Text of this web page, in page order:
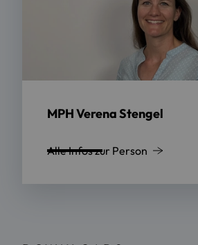
MPH Verena Stengel
Alle Infos zur Person